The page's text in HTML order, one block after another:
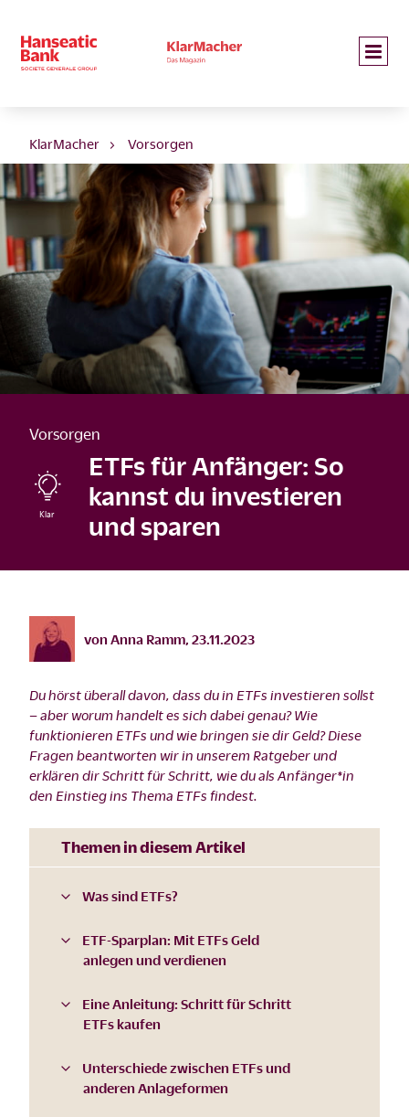
KlarMacher Vorsorgen
Vorsorgen
ETFs für Anfänger: So
kannst du investieren
und sparen
von Anna Ramm 23.11.2023
Du hörst überall davon, dass du in ETFs investieren sollst
– aber worum handelt es sich dabei genau? Wie
funktionieren ETFs und wie bringen sie dir Geld? Diese
Fragen beantworten wir in unserem Ratgeber und
erklären dir Schritt für Schritt, wie du als Anfänger*in
den Einstieg ins Thema ETFs findest.
Themen in diesem Artikel
Was sind ETFs?
ETF-Sparplan: Mit ETFs Geld
anlegen und verdienen
Eine Anleitung: Schritt für Schritt
ETFs kaufen
Unterschiede zwischen ETFs und
anderen Anlageformen